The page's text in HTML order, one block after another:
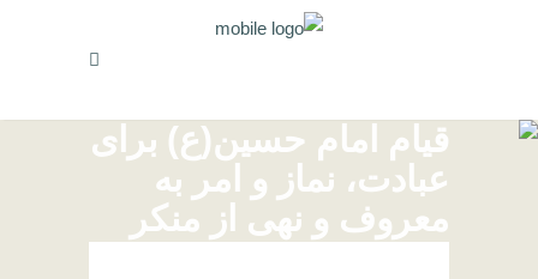
قیام امام حسین(ع) برای
عبادت، نماز و امر به
معروف و نهی از منکر